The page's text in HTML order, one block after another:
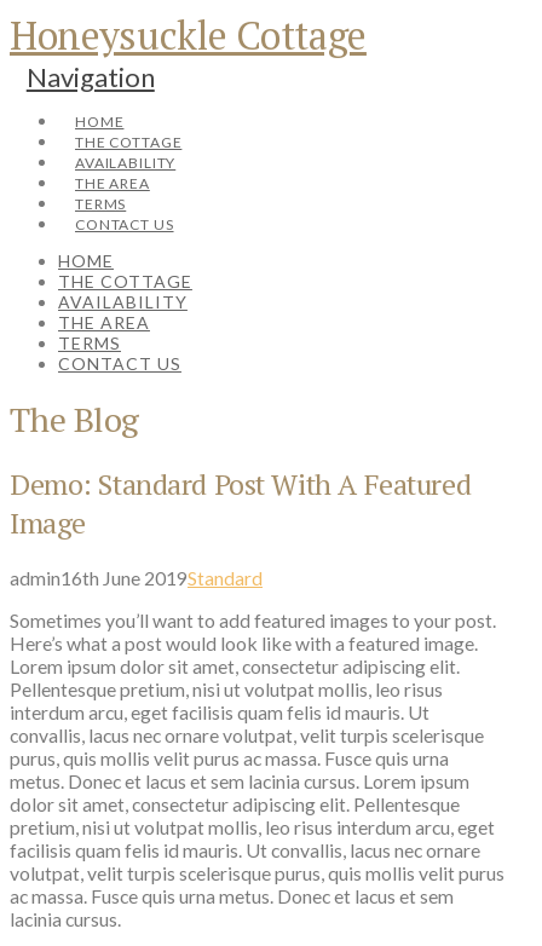
Honeysuckle Cottage
Navigation
HOME
THE COTTAGE
AVAILABILITY
THE AREA
TERMS
CONTACT US
HOME
THE COTTAGE
AVAILABILITY
THE AREA
TERMS
CONTACT US
The Blog
Demo: Standard Post With A Featured
Image
admin16th June 2019Standard
Sometimes you’ll want to add featured images to your post.
Here’s what a post would look like with a featured image.
Lorem ipsum dolor sit amet, consectetur adipiscing elit.
Pellentesque pretium, nisi ut volutpat mollis, leo risus
interdum arcu, eget facilisis quam felis id mauris. Ut
convallis, lacus nec ornare volutpat, velit turpis scelerisque
purus, quis mollis velit purus ac massa. Fusce quis urna
metus. Donec et lacus et sem lacinia cursus. Lorem ipsum
dolor sit amet, consectetur adipiscing elit. Pellentesque
pretium, nisi ut volutpat mollis, leo risus interdum arcu, eget
facilisis quam felis id mauris. Ut convallis, lacus nec ornare
volutpat, velit turpis scelerisque purus, quis mollis velit purus
ac massa. Fusce quis urna metus. Donec et lacus et sem
lacinia cursus.